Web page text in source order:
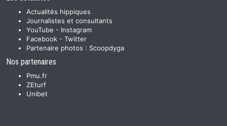
Actualités hippiques
Journalistes et consultants
YouTube - Instagram
Facebook - Twitter
Partenaire photos : Scoopdyga
Nos partenaires
Pmu.fr
ZEturf
Unibet